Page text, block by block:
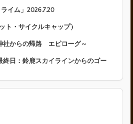
イム」2026.7.20
ト・サイクルキャップ）
社からの帰路 エピローグ～
終日：鈴鹿スカイラインからのゴー